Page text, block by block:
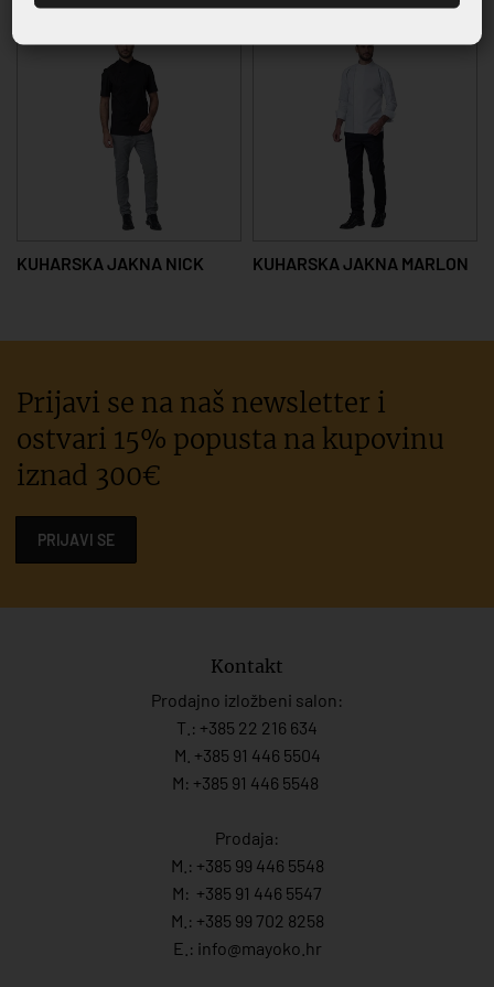
KUHARSKA JAKNA NICK KUHARSKA JAKNA MARLON
Prijavi se na naš newsletter i
ostvari 15% popusta na kupovinu
iznad 300€
PRIJAVI SE
Kontakt
Prodajno izložbeni salon:
T.: +385 22 216 634
M. +385 91 446 5504
M: +385 91 446 5548
Prodaja:
M.: +385 99 446 5548
M: +385 91 446 5547
M.: +385 99 702 8258
E.: info@mayoko. hr